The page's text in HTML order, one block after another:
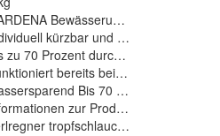
Bewässerungssystem
kürzbar und verlängerbar
zu 70 Prozent durch
bereits bei geringem Druck
Bis 70 Prozent
zur
tropfschlauch